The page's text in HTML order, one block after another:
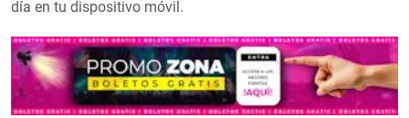
día en tu dispositivo móvil.